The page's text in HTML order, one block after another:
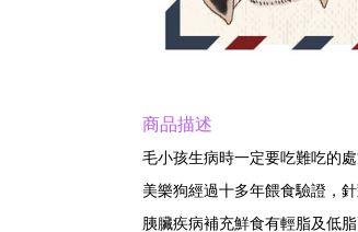
商品描述
毛小孩生病時一定要吃難吃的
美樂狗經過十多年餵食驗證，
胰臟疾病補充鮮食有輕脂及低